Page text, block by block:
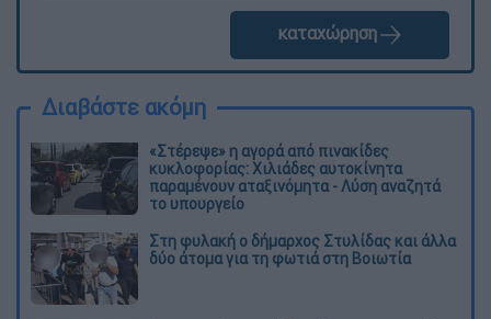
καταχώρηση
Διαβάστε ακόμη
«Στέρεψε» η αγορά από πινακίδες
κυκλοφορίας: Χιλιάδες αυτοκίνητα
παραμένουν αταξινόμητα - Λύση αναζητά
το υπουργείο
Στη φυλακή ο δήμαρχος Στυλίδας και άλλα
δύο άτομα για τη φωτιά στη Βοιωτία